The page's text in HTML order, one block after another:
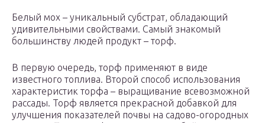
Белый мох – уникальный субстрат, обладающий
удивительными свойствами. Самый знакомый
большинству людей продукт – торф.
В первую очередь, торф применяют в виде
известного топлива. Второй способ использования
характеристик торфа – выращивание всевозможной
рассады. Торф является прекрасной добавкой для
улучшения показателей почвы на садово-огородных